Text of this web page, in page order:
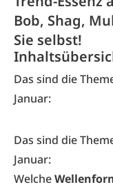
Bob, Shag,
Sie selbst!
Das sind die
Januar:
Das sind die
Januar:
Welche